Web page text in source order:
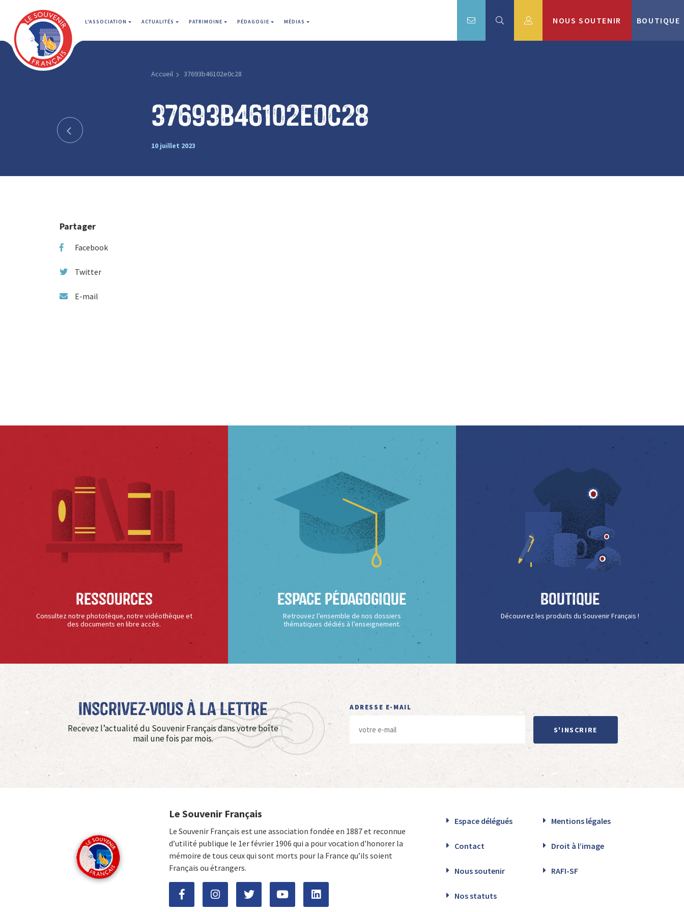
L'ASSOCIATION ACTUALITÉS PATRIMOINE PÉDAGOGIE MÉDIAS NOUS SOUTENIR BOUTIQUE
Accueil 37693b46102e0c28
37693b46102e0c28
10 juillet 2023
Partager
Facebook
Twitter
E-mail
Ressources
Consultez notre phototèque, notre vidéothèque et
des documents en libre accès.
Espace Pédagogique
Retrouvez l’ensemble de nos dossiers
thématiques dédiés à l’enseignement.
Boutique
Découvrez les produits du Souvenir Français !
Inscrivez-vous à La Lettre
Recevez l’actualité du Souvenir Français dans votre boîte
mail une fois par mois.
ADRESSE E-MAIL
S'INSCRIRE
Le Souvenir Français
Le Souvenir Français est une association fondée en 1887 et reconnue
d’utilité publique le 1er février 1906 qui a pour vocation d'honorer la
mémoire de tous ceux qui sont morts pour la France qu’ils soient
Français ou étrangers.
Espace délégués Mentions légales
Contact Droit à l’image
Nous soutenir RAFI-SF
Nos statuts